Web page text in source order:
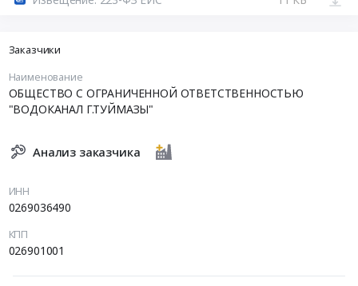
Заказчики
Наименование
ОБЩЕСТВО С ОГРАНИЧЕННОЙ ОТВЕТСТВЕННОСТЬЮ
"ВОДОКАНАЛ Г.ТУЙМАЗЫ"
Анализ заказчика
ИНН
0269036490
КПП
026901001